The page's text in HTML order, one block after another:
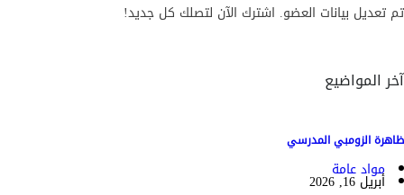
تم تعديل بيانات العضو. اشترك الآن لتصلك كل جديد!
آخر المواضيع
ظاهرة الزومبي المدرسي
مواد عامة
أبريل 16, 2026